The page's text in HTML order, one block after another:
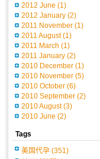
2012 June (1)
2012 January (2)
2011 November (1)
2011 August(1)
2011 March (1)
2011 January (2)
2010 December (1)
2010 November (5)
2010 October (6)
2010 September (2)
2010 August(3)
2010 June (2)
Tags
美国代孕 (351)